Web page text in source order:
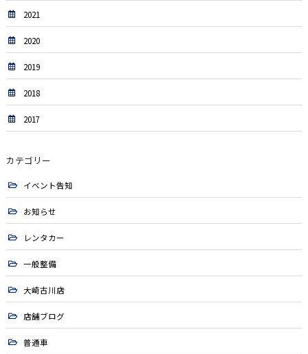
2021
2020
2019
2018
2017
カテゴリー
イベント告知
お知らせ
レンタカー
一般整備
大崎古川店
店舗ブログ
普通車